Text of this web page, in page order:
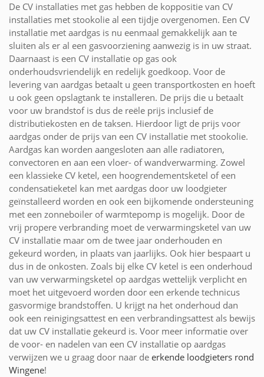
De CV installaties met gas hebben de koppositie van CV
installaties met stookolie al een tijdje overgenomen. Een CV
installatie met aardgas is nu eenmaal gemakkelijk aan te
sluiten als er al een gasvoorziening aanwezig is in uw straat.
Daarnaast is een CV installatie op gas ook
onderhoudsvriendelijk en redelijk goedkoop. Voor de
levering van aardgas betaalt u geen transportkosten en hoeft
u ook geen opslagtank te installeren. De prijs die u betaalt
voor uw brandstof is dus de reële prijs inclusief de
distributiekosten en de taksen. Hierdoor ligt de prijs voor
aardgas onder de prijs van een CV installatie met stookolie.
Aardgas kan worden aangesloten aan alle radiatoren,
convectoren en aan een vloer- of wandverwarming. Zowel
een klassieke CV ketel, een hoogrendementsketel of een
condensatieketel kan met aardgas door uw loodgieter
geïnstalleerd worden en ook een bijkomende ondersteuning
met een zonneboiler of warmtepomp is mogelijk. Door de
vrij propere verbranding moet de verwarmingsketel van uw
CV installatie maar om de twee jaar onderhouden en
gekeurd worden, in plaats van jaarlijks. Ook hier bespaart u
dus in de onkosten. Zoals bij elke CV ketel is een onderhoud
van uw verwarmingsketel op aardgas wettelijk verplicht en
moet het uitgevoerd worden door een erkende technicus
gasvormige brandstoffen. U krijgt na het onderhoud dan
ook een reinigingsattest en een verbrandingsattest als bewijs
dat uw CV installatie gekeurd is. Voor meer informatie over
de voor- en nadelen van een CV installatie op aardgas
verwijzen we u graag door naar de erkende loodgieters rond
Wingene!